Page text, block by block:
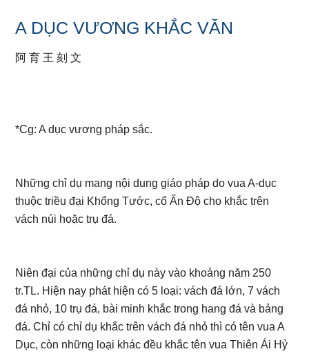
A DỤC VƯƠNG KHẮC VĂN
阿 育 王 刻 文
*Cg: A dục vương pháp sắc.
Những chỉ dụ mang nội dung giáo pháp do vua A-dục
thuộc triều đại Khổng Tước, cổ Ấn Độ cho khắc trên
vách núi hoặc trụ đá.
Niên đại của những chỉ dụ này vào khoảng năm 250
tr.TL. Hiện nay phát hiện có 5 loại: vách đá lớn, 7 vách
đá nhỏ, 10 trụ đá, bài minh khắc trong hang đá và bảng
đá. Chỉ có chỉ dụ khắc trên vách đá nhỏ thì có tên vua A
Dục, còn những loại khác đều khắc tên vua Thiên Ái Hỷ